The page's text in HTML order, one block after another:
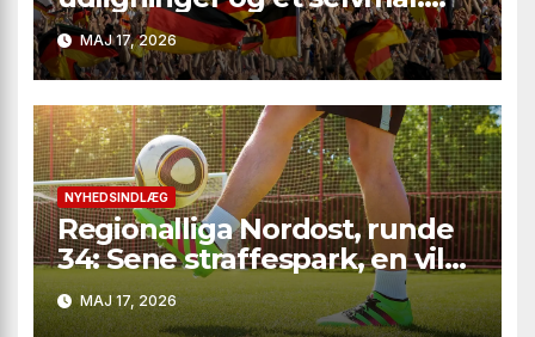
Regionalliga Nord runde 34
samlet her
MAJ 17, 2026
NYHEDSINDLÆG
Regionalliga Nordost, runde
34: Sene straffespark, en vild
vending i Leipzig og en
firkantsopvisning fra Baro
MAJ 17, 2026